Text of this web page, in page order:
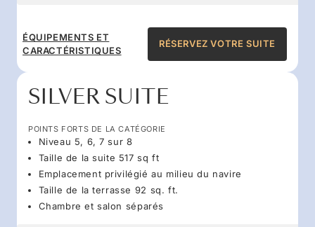
ÉQUIPEMENTS ET
CARACTÉRISTIQUES
RÉSERVEZ VOTRE SUITE
SILVER SUITE
POINTS FORTS DE LA CATÉGORIE
Niveau 5, 6, 7 sur 8
Taille de la suite 517 sq ft
Emplacement privilégié au milieu du navire
Taille de la terrasse 92 sq. ft.
Chambre et salon séparés